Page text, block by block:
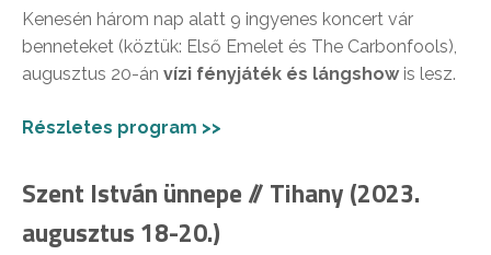
Kenesén három nap alatt 9 ingyenes koncert vár
benneteket (köztük: Első Emelet és The Carbonfools),
augusztus 20-án vízi fényjáték és lángshowis lesz.
Részletes program >>
Szent István ünnepe // Tihany (2023.
augusztus 18-20.)